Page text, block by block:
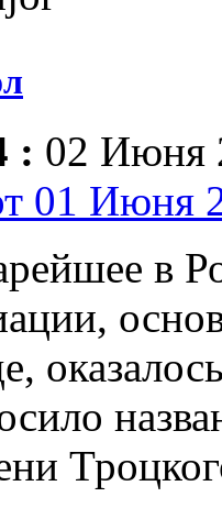
: 02 Июня
01 Июня
в